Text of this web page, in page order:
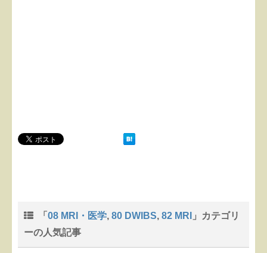
「 08 MRI・医学, 80 DWIBS, 82 MRI
」カテゴリ
ーの人気記事